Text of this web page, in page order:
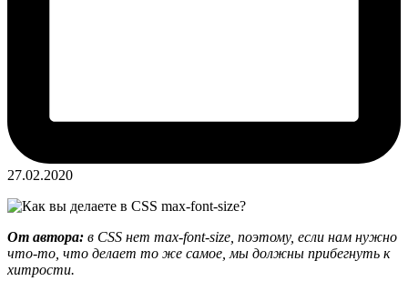
27.02.2020
От автора: в CSS нет max-font-size, поэтому, если нам нужно
что-то, что делает то же самое, мы должны прибегнуть к
хитрости.